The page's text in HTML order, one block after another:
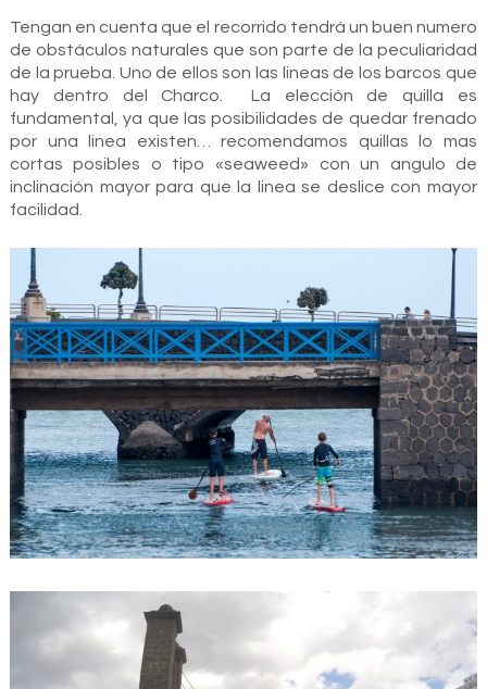
Tengan en cuenta que el recorrido tendrá un buen numero
de obstáculos naturales que son parte de la peculiaridad
de la prueba. Uno de ellos son las lineas de los barcos que
hay dentro del Charco. La elección de quilla es
fundamental, ya que las posibilidades de quedar frenado
por una linea existen… recomendamos quillas lo mas
cortas posibles o tipo «seaweed» con un angulo de
inclinación mayor para que la linea se deslice con mayor
facilidad.